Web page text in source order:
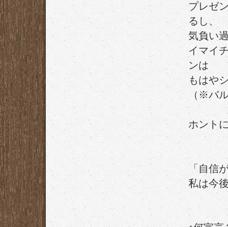
プレゼ
るし、
気負い
イマイ
ンは
もはや
（※バ
ホント
「自信
私は今